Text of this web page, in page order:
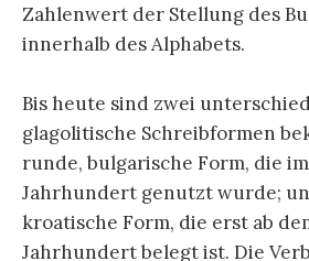
Zahlenwert der Stellung des
innerhalb des Alphabets.
Bis heute sind zwei
glagolitische Schreibformen
runde, bulgarische Form, die im
Jahrhundert genutzt wurde;
kroatische Form, die erst ab
Jahrhundert belegt ist. Die